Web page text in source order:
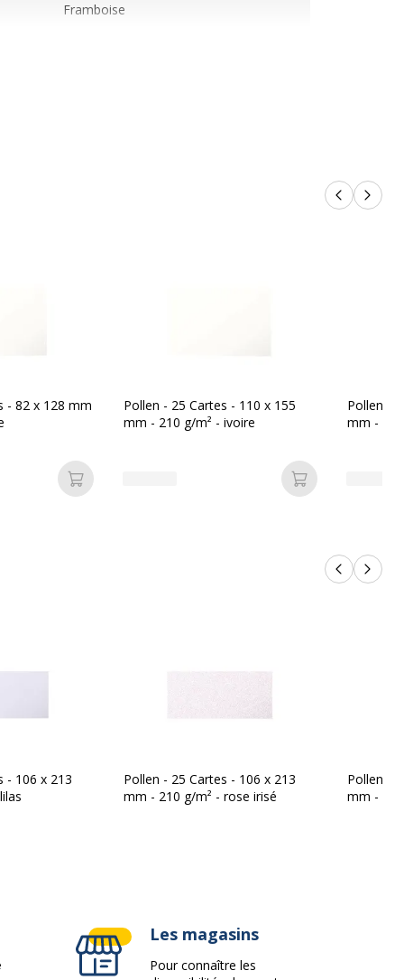
Framboise
Produits
- 82 x 128 mm
Ajouter au panier
Pollen - 25 Cartes - 110 x 155
mm - 210 g/m² - ivoire
Ajouter au
Pollen -
mm -
Produits
- 106 x 213
Pollen - 25 Cartes - 106 x 213
mm - 210 g/m² - rose irisé
Pollen -
mm -
Les magasins
Pour connaître les